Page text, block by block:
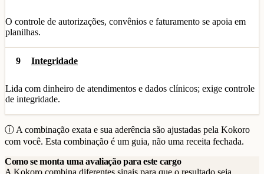
O controle de autorizações, convênios e faturamento se apoia em
planilhas.
9 Integridade
Lida com dinheiro de atendimentos e dados clínicos; exige controle
de integridade.
ⓘ A combinação exata e sua aderência são ajustadas pela Kokoro
com você. Esta combinação é um guia, não uma receita fechada.
Como se monta uma avaliação para este cargo
A Kokoro combina diferentes sinais para que o resultado seja